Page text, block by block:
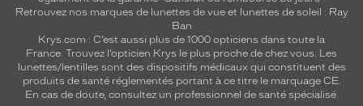
Retrouvez nos marques de lunettes de vue et lunettes de soleil : Ray
Ban
Krys.com : C’est aussi plus de 1000 opticiens dans toute la
France. Trouvez l’opticien Krys le plus proche de chez vous. Les
lunettes/lentilles sont des dispositifs médicaux qui constituent des
produits de santé réglementés portant à ce titre le marquage CE.
En cas de doute, consultez un professionnel de santé spécialisé.